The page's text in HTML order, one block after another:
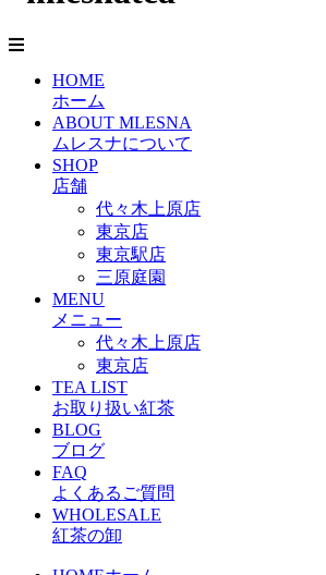
HOME
ホーム
ABOUT MLESNA
ムレスナについて
SHOP
店舗
代々木上原店
東京店
東京駅店
三原庭園
MENU
メニュー
代々木上原店
東京店
TEA LIST
お取り扱い紅茶
BLOG
ブログ
FAQ
よくあるご質問
WHOLESALE
紅茶の卸